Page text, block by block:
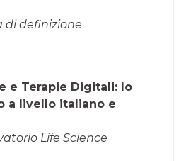
di definizione
e Terapie Digitali: lo
a livello italiano e
Life Science